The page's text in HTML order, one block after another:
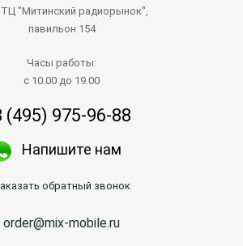
ТЦ "Митинский радиорынок",
павильон 154
Часы работы:
с 10.00 до 19.00
(495) 975-96-88
Напишите нам
обратный звонок
order@mix-mobile.ru